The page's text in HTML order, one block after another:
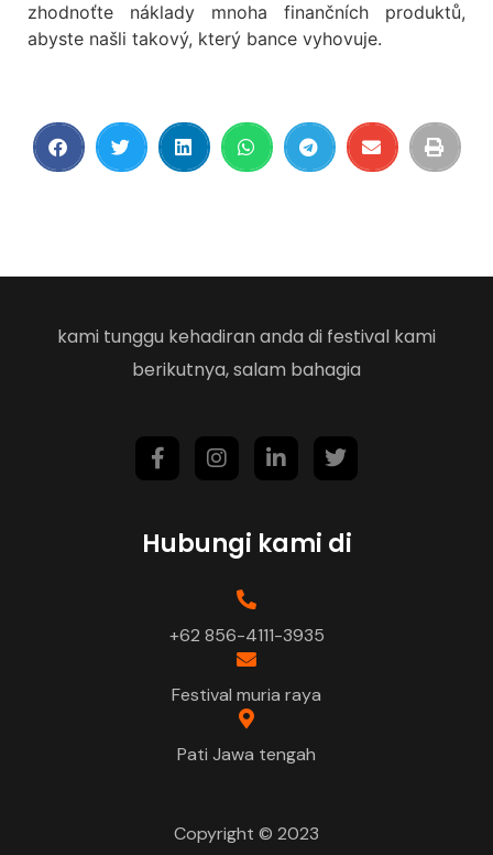
zhodnoťte náklady mnoha finančních produktů,
abyste našli takový, který bance vyhovuje.
kami tunggu kehadiran anda di festival kami
berikutnya, salam bahagia
Hubungi kami di
+62 856-4111-3935
Festival muria raya
Pati Jawa tengah
Copyright © 2023